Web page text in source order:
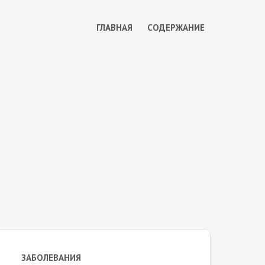
ГЛАВНАЯ СОДЕРЖАНИЕ
ЗАБОЛЕВАНИЯ